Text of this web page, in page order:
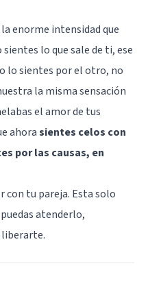
enorme intensidad que
lo que sale de ti, ese
lo sientes por el otro, no
la misma sensación
el amor de tus
ahorasientes celos con
por las causas, en
con tu pareja. Esta solo
atenderlo,